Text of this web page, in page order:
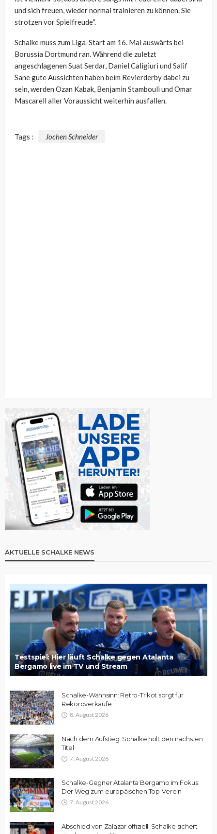
und sich freuen, wieder normal trainieren zu können. Sie
strotzen vor Spielfreude“.
Schalke muss zum Liga-Start am 16. Mai auswärts bei
Borussia Dortmund ran. Während die zuletzt
angeschlagenen Suat Serdar, Daniel Caligiuri und Salif
Sane gute Aussichten haben beim Revierderby dabei zu
sein, werden Ozan Kabak, Benjamin Stambouli und Omar
Mascarell aller Voraussicht weiterhin ausfallen.
Tags : Jochen Schneider
AKTUELLE SCHALKE NEWS
Testspiel: Hier läuft Schalke gegen Atalanta
Bergamo live im TV und Stream
Schalke-Wahnsinn: Retro-Trikot sorgt für
Rekordverkäufe
8. August 2026
Nach dem Aufstieg: Schalke holt den nächsten
Titel
7. August 2026
Schalke-Gegner Atalanta Bergamo im Fokus:
Der Weg zum europäischen Top-Verein
7. August 2026
Abschied von Zalazar offiziell: Schalke sichert